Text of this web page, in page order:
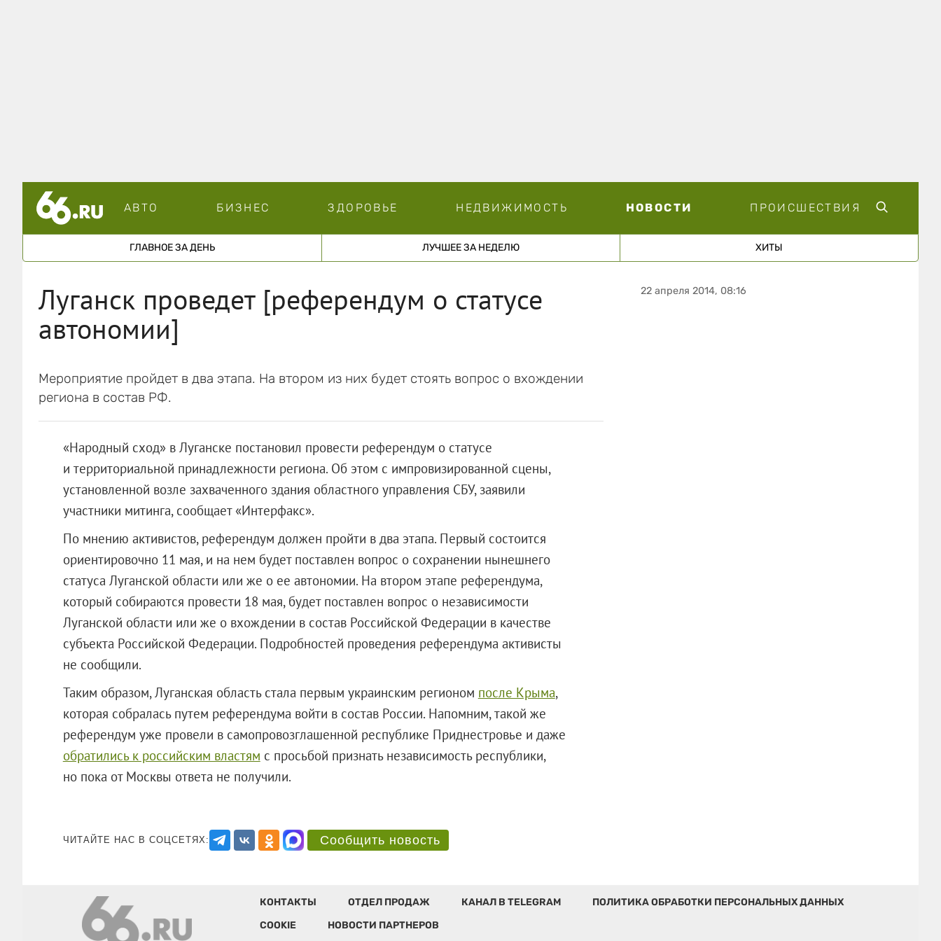
АВТО БИЗНЕС ЗДОРОВЬЕ НЕДВИЖИМОСТЬ НОВОСТИ ПРОИСШЕСТВИЯ
ГЛАВНОЕ ЗА ДЕНЬ ЛУЧШЕЕ ЗА НЕДЕЛЮ ХИТЫ
Луганск проведет [референдум о статусе
автономии]
Мероприятие пройдет в два этапа. На втором из них будет стоять вопрос о вхождении
региона в состав РФ.
«Народный сход» в Луганске постановил провести референдум о статусе
и территориальной принадлежности региона. Об этом с импровизированной сцены,
установленной возле захваченного здания областного управления СБУ, заявили
участники митинга, сообщает «Интерфакс».
По мнению активистов, референдум должен пройти в два этапа. Первый состоится
ориентировочно 11 мая, и на нем будет поставлен вопрос о сохранении нынешнего
статуса Луганской области или же о ее автономии. На втором этапе референдума,
который собираются провести 18 мая, будет поставлен вопрос о независимости
Луганской области или же о вхождении в состав Российской Федерации в качестве
субъекта Российской Федерации. Подробностей проведения референдума активисты
не сообщили.
Таким образом, Луганская область стала первым украинским регионом после Крыма,
которая собралась путем референдума войти в состав России. Напомним, такой же
референдум уже провели в самопровозглашенной республике Приднестровье и даже
обратились к российским властям с просьбой признать независимость республики,
но пока от Москвы ответа не получили.
ЧИТАЙТЕ НАС В СОЦСЕТЯХ: Сообщить новость
22 апреля 2014, 08:16
КОНТАКТЫ ОТДЕЛ ПРОДАЖ КАНАЛ В TELEGRAM
ПОЛИТИКА ОБРАБОТКИ ПЕРСОНАЛЬНЫХ ДАННЫХ
COOKIE
НОВОСТИ ПАРТНЕРОВ